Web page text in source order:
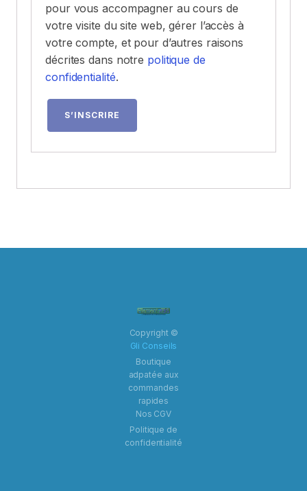
pour vous accompagner au cours de
votre visite du site web, gérer l’accès à
votre compte, et pour d’autres raisons
décrites dans notre politique de
confidentialité.
S’INSCRIRE
Copyright ©
Gli Conseils
Boutique
adpatée aux
commandes
rapides
Nos CGV
Politique de
confidentialité